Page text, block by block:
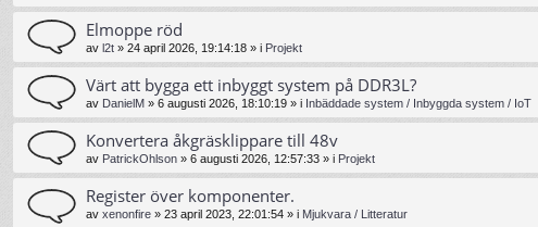
Elmoppe röd
av l2t » 24 april 2026, 19:14:18 » i Projekt
Värt att bygga ett inbyggt system på DDR3L?
av DanielM » 6 augusti 2026, 18:10:19 » i Inbäddade system / Inbyggda system / IoT
Konvertera åkgräsklippare till 48v
av PatrickOhlson » 6 augusti 2026, 12:57:33 » i Projekt
Register över komponenter.
av xenonfire » 23 april 2023, 22:01:54 » i Mjukvara / Litteratur